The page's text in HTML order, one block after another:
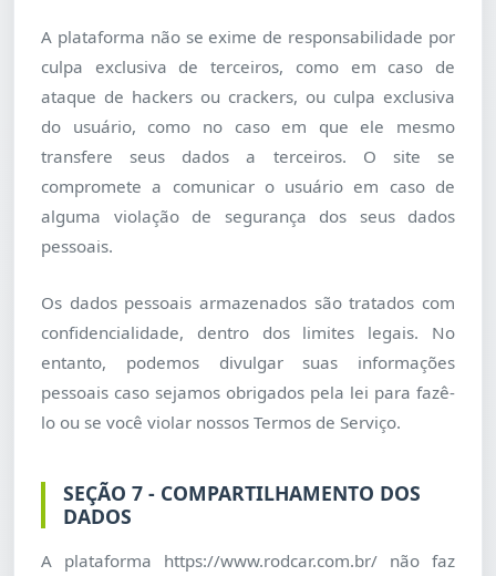
A plataforma não se exime de responsabilidade por
culpa exclusiva de terceiros, como em caso de
ataque de hackers ou crackers, ou culpa exclusiva
do usuário, como no caso em que ele mesmo
transfere seus dados a terceiros. O site se
compromete a comunicar o usuário em caso de
alguma violação de segurança dos seus dados
pessoais.
Os dados pessoais armazenados são tratados com
confidencialidade, dentro dos limites legais. No
entanto, podemos divulgar suas informações
pessoais caso sejamos obrigados pela lei para fazê-
lo ou se você violar nossos Termos de Serviço.
SEÇÃO 7 - COMPARTILHAMENTO DOS
DADOS
A plataforma https://www.rodcar.com.br/ não faz